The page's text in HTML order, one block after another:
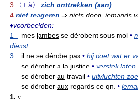
3
〈+ à〉
zich onttrekken (aan)
4 niet reageren ⇒ niets doen, iemands
♦voorbeelden:
1
mes jambes se dérobent sous moi •
dienst
3
il ne se dérobe pas • hij doet wat er
se dérober à la justice • verstek laten
se dérober au travail • uitvluchten
se dérober aux regards de qn. •
1. v